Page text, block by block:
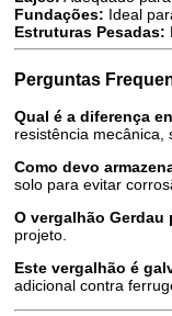
Fundações: Ideal
Estruturas Pesadas:
Perguntas
Qual é a diferença
resistência mecânica,
Como devo
solo para evitar
O vergalhão
projeto.
Este vergalhão é
adicional contra